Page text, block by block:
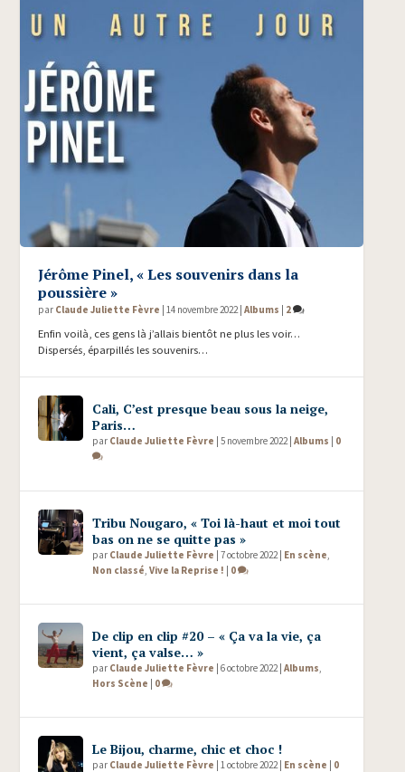
Jérôme Pinel, « Les souvenirs dans la
poussière »
par Claude Juliette Fèvre |14 novembre 2022|Albums 2
Enfin voilà, ces gens là j’allais bientôt ne plus les voir…
Dispersés, éparpillés les souvenirs…
Cali, C’est presque beau sous la neige,
Paris…
par Claude Juliette Fèvre |5 novembre 2022|Albums 0
Tribu Nougaro, « Toi là-haut et moi tout
bas on ne se quitte pas »
par Claude Juliette Fèvre |7 octobre 2022 | En scène
Non classé ,Vive la Reprise ! | 0
De clip en clip #20 – « Ça va la vie, ça
vient, ça valse… »
par Claude Juliette Fèvre |6 octobre 2022 |Albums
Hors Scène | 0
Le Bijou, charme, chic et choc !
par Claude Juliette Fèvre |1 octobre 2022| En scène | 0